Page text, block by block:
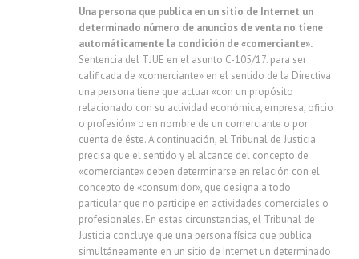
Una persona que publica en un sitio de Internet un
determinado número de anuncios de venta no tiene
automáticamente la condición de «comerciante».
Sentencia del TJUE en el asunto C-105/17. para ser
calificada de «comerciante» en el sentido de la Directiva
una persona tiene que actuar «con un propósito
relacionado con su actividad económica, empresa, oficio
o profesión» o en nombre de un comerciante o por
cuenta de éste. A continuación, el Tribunal de Justicia
precisa que el sentido y el alcance del concepto de
«comerciante» deben determinarse en relación con el
concepto de «consumidor», que designa a todo
particular que no participe en actividades comerciales o
profesionales. En estas circunstancias, el Tribunal de
Justicia concluye que una persona física que publica
simultáneamente en un sitio de Internet un determinado